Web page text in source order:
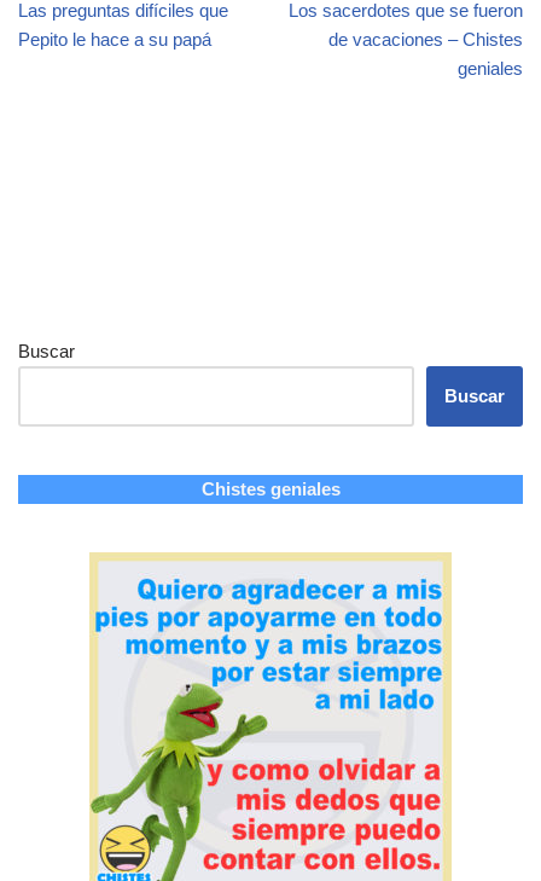
Las preguntas difíciles que
Pepito le hace a su papá
Los sacerdotes que se fueron
de vacaciones – Chistes
geniales
Buscar
Buscar
Chistes geniales